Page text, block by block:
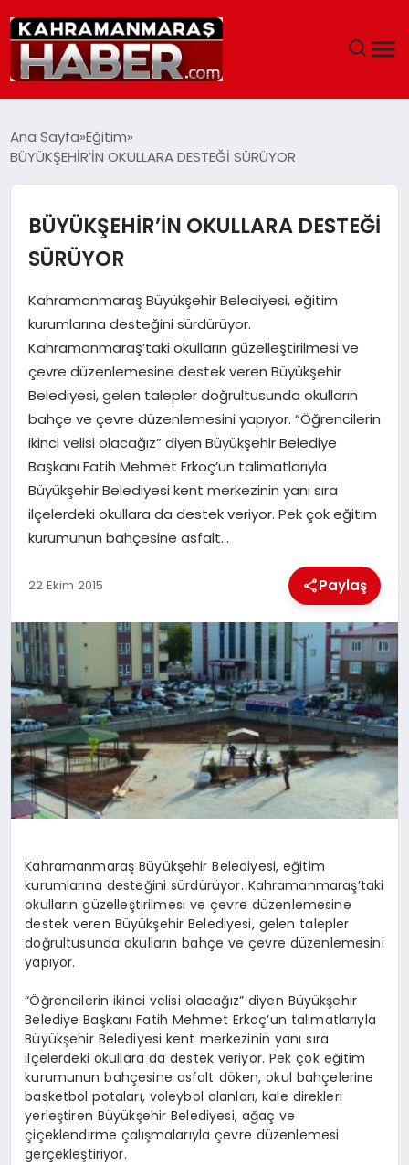
SIYASET
EĞITIM
EKONOMI
SAĞLIK
GENEL
SPOR
İLÇE HABERLERI
DÜNYA
İLETIŞIM
KÜNYE
Ana Sayfa Eğitim
BÜYÜKŞEHİR’İN OKULLARA DESTEĞİ SÜRÜYOR
BÜYÜKŞEHİR’İN OKULLARA DESTEĞİ
SÜRÜYOR
Kahramanmaraş Büyükşehir Belediyesi, eğitim
kurumlarına desteğini sürdürüyor.
Kahramanmaraş’taki okulların güzelleştirilmesi ve
çevre düzenlemesine destek veren Büyükşehir
Belediyesi, gelen talepler doğrultusunda okulların
bahçe ve çevre düzenlemesini yapıyor. “Öğrencilerin
ikinci velisi olacağız” diyen Büyükşehir Belediye
Başkanı Fatih Mehmet Erkoç’un talimatlarıyla
Büyükşehir Belediyesi kent merkezinin yanı sıra
ilçelerdeki okullara da destek veriyor. Pek çok eğitim
kurumunun bahçesine asfalt…
22 Ekim 2015 Paylaş
Kahramanmaraş Büyükşehir Belediyesi, eğitim
kurumlarına desteğini sürdürüyor. Kahramanmaraş’taki
okulların güzelleştirilmesi ve çevre düzenlemesine
destek veren Büyükşehir Belediyesi, gelen talepler
doğrultusunda okulların bahçe ve çevre düzenlemesini
yapıyor.
“Öğrencilerin ikinci velisi olacağız” diyen Büyükşehir
Belediye Başkanı Fatih Mehmet Erkoç’un talimatlarıyla
Büyükşehir Belediyesi kent merkezinin yanı sıra
ilçelerdeki okullara da destek veriyor. Pek çok eğitim
kurumunun bahçesine asfalt döken, okul bahçelerine
basketbol potaları, voleybol alanları, kale direkleri
yerleştiren Büyükşehir Belediyesi, ağaç ve
çiçeklendirme çalışmalarıyla çevre düzenlemesi
gerçekleştiriyor.